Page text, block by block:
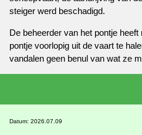
steiger werd beschadigd.
De beheerder van het pontje
pontje voorlopig uit de vaart te
vandalen geen benul van wat ze
Datum: 2026.07.09